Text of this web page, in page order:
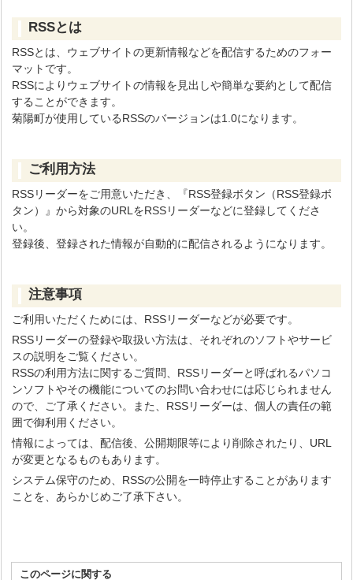
RSSとは
RSSとは、ウェブサイトの更新情報などを配信するためのフォー
マットです。
RSSによりウェブサイトの情報を見出しや簡単な要約として配信
することができます。
菊陽町が使用しているRSSのバージョンは1.0になります。
ご利用方法
RSSリーダーをご用意いただき、『RSS登録ボタン（RSS登録ボ
タン）』から対象のURLをRSSリーダーなどに登録してくださ
い。
登録後、登録された情報が自動的に配信されるようになります。
注意事項
ご利用いただくためには、RSSリーダーなどが必要です。
RSSリーダーの登録や取扱い方法は、それぞれのソフトやサービ
スの説明をご覧ください。
RSSの利用方法に関するご質問、RSSリーダーと呼ばれるパソコ
ンソフトやその機能についてのお問い合わせには応じられません
ので、ご了承ください。また、RSSリーダーは、個人の責任の範
囲で御利用ください。
情報によっては、配信後、公開期限等により削除されたり、URL
が変更となるものもあります。
システム保守のため、RSSの公開を一時停止することがあります
ことを、あらかじめご了承下さい。
このページに関する